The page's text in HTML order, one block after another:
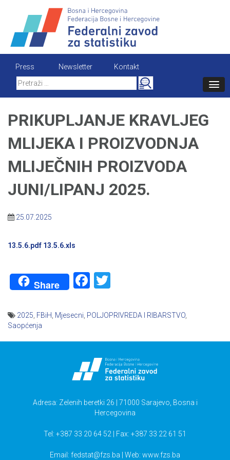
content
Press Newsletter
Kontakt
Search
for:
PRIKUPLJANJE KRAVLJEG
MLIJEKA I PROIZVODNJA
MLIJEČNIH PROIZVODA
JUNI/LIPANJ 2025.
25.07.2025
13.5.6.pdf 13.5.6.xls
Share Facebook
2025 FBiH Mjesecni POLJOPRIVREDA I RIBARSTVO
Saopćenja
Adresa: Zelenih beretki 26 | 71000 Sarajevo, Bosna i
Hercegovina
Tel: +387 33 20 64 52 | Fax: +387 33 22 61 51
Email: fedstat@fzs.ba | Web: www.fzs.ba